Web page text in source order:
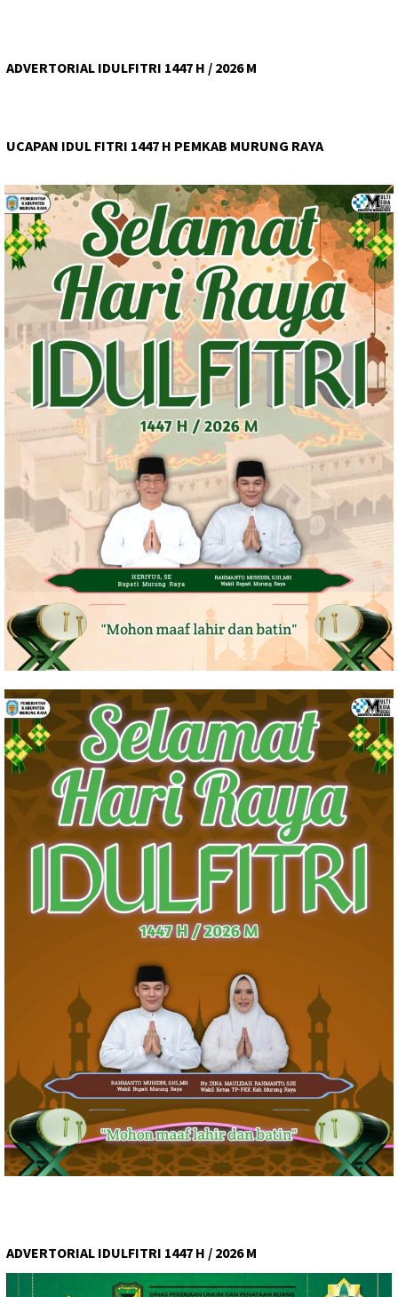
ADVERTORIAL IDULFITRI 1447 H / 2026 M
UCAPAN IDUL FITRI 1447 H PEMKAB MURUNG RAYA
ADVERTORIAL IDULFITRI 1447 H / 2026 M